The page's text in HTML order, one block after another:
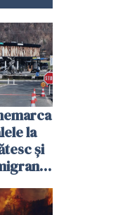
la
și